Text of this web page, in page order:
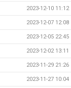
2023-12-10 11:12
2023-12-07 12:08
2023-12-05 22:45
2023-12-02 13:11
2023-11-29 21:26
2023-11-27 10:04